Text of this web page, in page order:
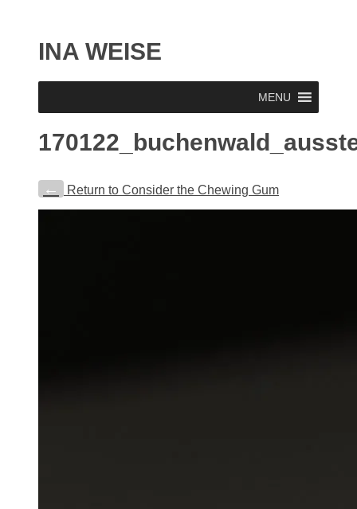
INA WEISE
MENU
← Return to Consider the Chewing Gum